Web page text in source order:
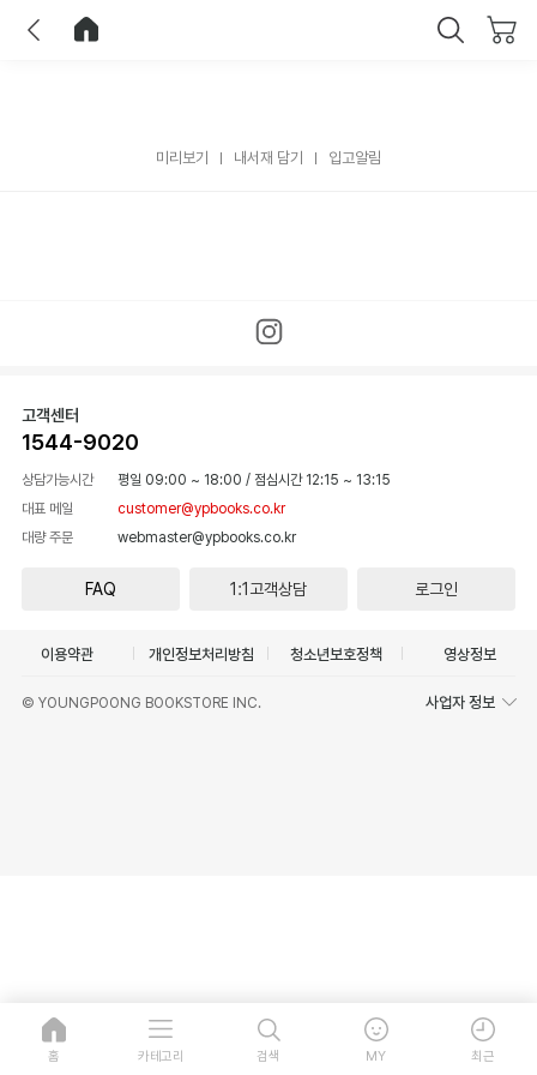
미리보기 내서재 담기 입고알림
고객센터
1544-9020
상담가능시간 평일 09:00 ~ 18:00 / 점심시간 12:15 ~ 13:15
대표 메일
customer@ypbooks.co.kr
대량 주문
webmaster@ypbooks.co.kr
FAQ 1:1고객상담 로그인
이용약관 개인정보처리방침 청소년보호정책 영상정보
© YOUNGPOONG BOOKSTORE INC. 사업자 정보
홈 카테고리 검색 MY 최근